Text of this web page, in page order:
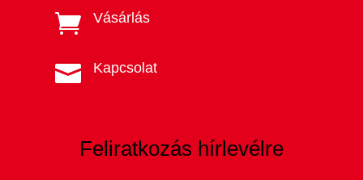
 Vásárlás
 Kapcsolat
Feliratkozás hírlevélre